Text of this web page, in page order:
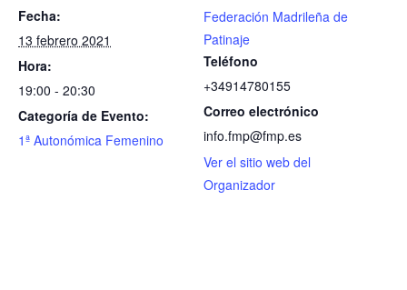
Fecha:
13 febrero 2021
Hora:
19:00 - 20:30
Categoría de Evento:
1ª Autonómica Femenino
Federación Madrileña de
Patinaje
Teléfono
+34914780155
Correo electrónico
info.fmp@fmp.es
Ver el sitio web del
Organizador